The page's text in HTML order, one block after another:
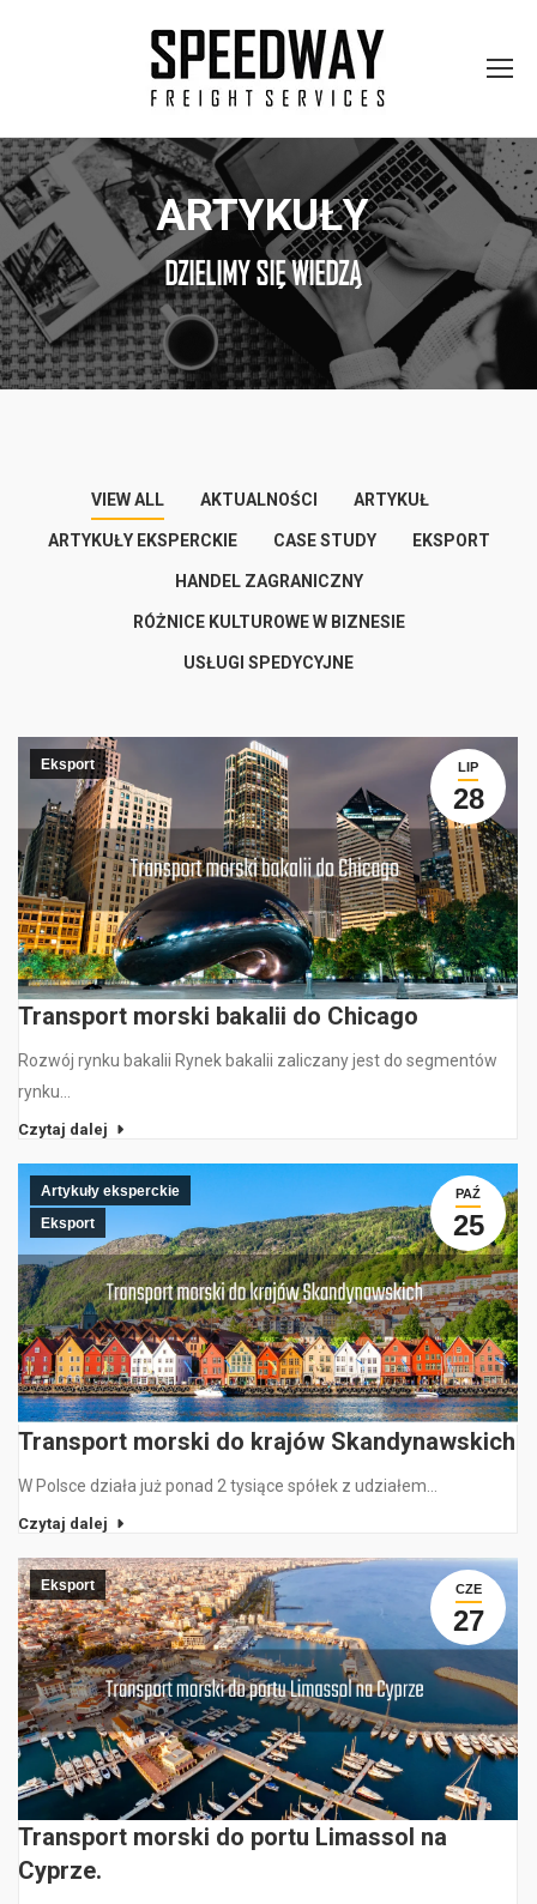
ARTYKUŁY
DZIELIMY SIĘ WIEDZĄ
VIEW ALL AKTUALNOŚCI ARTYKUŁ
ARTYKUŁY EKSPERCKIE CASE STUDY EKSPORT
HANDEL ZAGRANICZNY
RÓŻNICE KULTUROWE W BIZNESIE
USŁUGI SPEDYCYJNE
LIP
28
Eksport
Transport morski bakalii do Chicago
Rozwój rynku bakalii Rynek bakalii zaliczany jest do segmentów
rynku…
Czytaj dalej
PAŹ
25
Artykuły eksperckie
Eksport
Transport morski do krajów Skandynawskich
W Polsce działa już ponad 2 tysiące spółek z udziałem…
Czytaj dalej
CZE
27
Eksport
Transport morski do portu Limassol na
Cyprze.